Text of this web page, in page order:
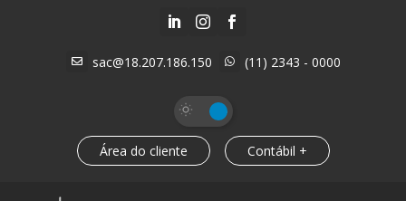
  
 sac@18.207.186.150  (11) 2343 - 0000
Área do cliente Contábil +